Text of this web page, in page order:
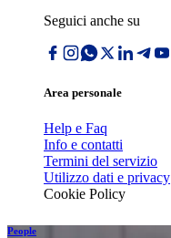
Seguici anche su
Area personale
Help e Faq
Info e contatti
Termini del servizio
Utilizzo dati e privacy
Cookie Policy
People